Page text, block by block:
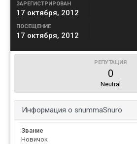
ЗАРЕГИСТРИРОВАН
17 октября, 2012
ПОСЕЩЕНИЕ
17 октября, 2012
РЕПУТАЦИЯ
0
Neutral
Информация о snummaSnuro
Звание
Новичок